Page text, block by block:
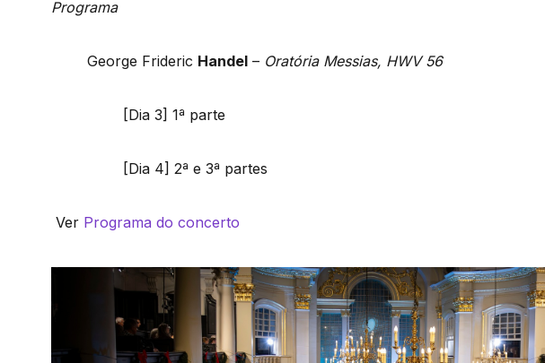
Programa
George Frideric Handel – Oratória Messias, HWV 56
[Dia 3] 1ª parte
[Dia 4] 2ª e 3ª partes
Ver Programa do concerto